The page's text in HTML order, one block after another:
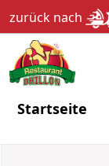
zurück nach
Startseite